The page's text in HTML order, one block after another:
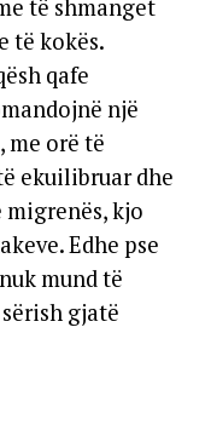
të shmanget
të kokës.
qafe
një
me orë të
ekuilibruar dhe
kjo
Edhe pse
mund të
gjatë